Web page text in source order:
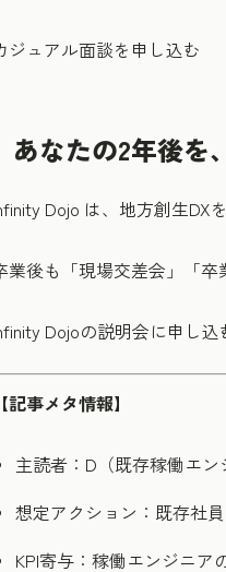
ジュアル面談を申し込む
あなたの2年後を
Dojo は、地方創生DX
業後も「現場交差会」「卒
Dojoの説明会に申し込
【記事メタ情報】
主読者：D（既存稼働エン
想定アクション：既存社
KPI寄与：稼働エンジニ